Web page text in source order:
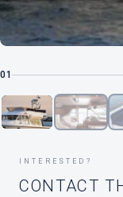
01
INTERESTED?
CONTACT